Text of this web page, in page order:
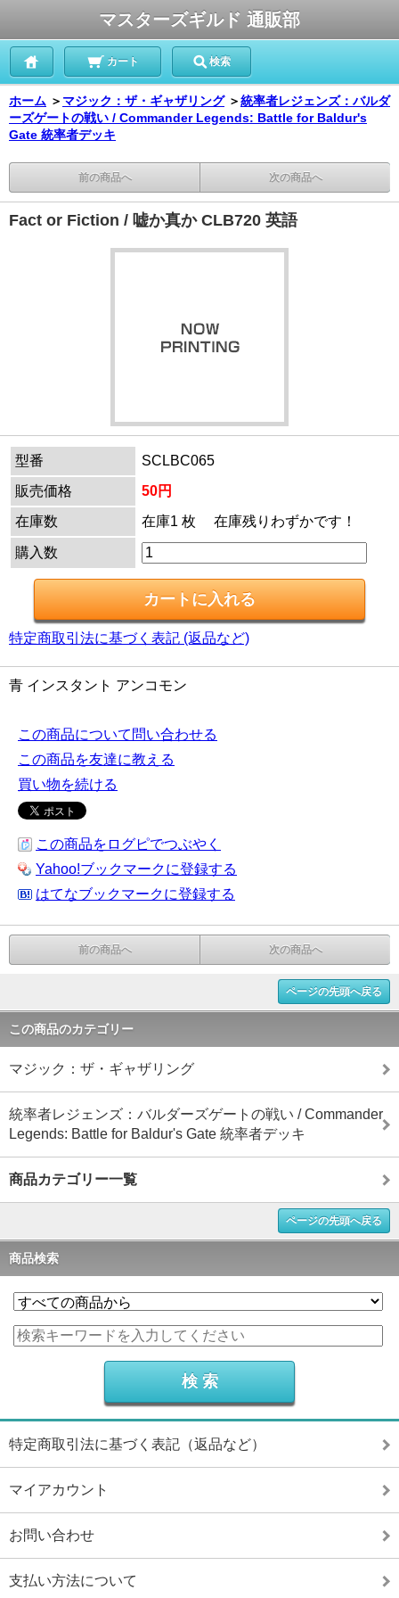
マスターズギルド 通販部
カート 検索
ホーム ＞ マジック：ザ・ギャザリング ＞統率者レジェンズ：バルダ
ーズゲートの戦い / Commander Legends: Battle for Baldur's
Gate 統率者デッキ
前の商品へ 次の商品へ
Fact or Fiction / 嘘か真か CLB720 英語
型番
SCLBC065
販売価格
50円
在庫数
在庫1 枚 在庫残りわずかです！
購入数
特定商取引法に基づく表記 (返品など)
青 インスタント アンコモン
この商品について問い合わせる
この商品を友達に教える
買い物を続ける
この商品をログピでつぶやく
Yahoo!ブックマークに登録する
はてなブックマークに登録する
前の商品へ 次の商品へ
ページの先頭へ戻る
この商品のカテゴリー
マジック：ザ・ギャザリング
統率者レジェンズ：バルダーズゲートの戦い / Commander
Legends: Battle for Baldur's Gate 統率者デッキ
商品カテゴリー一覧
ページの先頭へ戻る
商品検索
特定商取引法に基づく表記（返品など）
マイアカウント
お問い合わせ
支払い方法について